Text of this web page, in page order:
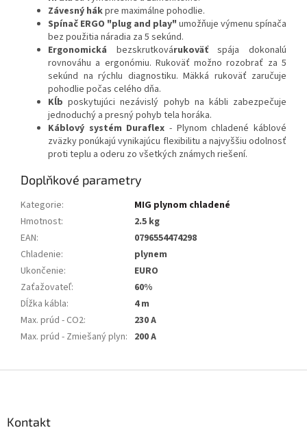
Závesný hákpre maximálne pohodlie.
Spínač ERGO "plug and play" umožňuje výmenu spínača
bez použitia náradia za 5 sekúnd.
Ergonomická bezskrutkovárukoväťspája dokonalú
rovnováhu a ergonómiu. Rukoväť možno rozobrať za 5
sekúnd na rýchlu diagnostiku. Mäkká rukoväť zaručuje
pohodlie počas celého dňa.
Kĺb poskytujúci nezávislý pohyb na kábli zabezpečuje
jednoduchý a presný pohyb tela horáka.
Káblový systém Duraflex - Plynom chladené káblové
zväzky ponúkajú vynikajúcu flexibilitu a najvyššiu odolnosť
proti teplu a oderu zo všetkých známych riešení.
Doplňkové parametry
Kategorie:
MIG plynom chladené
Hmotnost:
2.5 kg
EAN:
0796554474298
Chladenie:
plynem
Ukončenie:
EURO
Zaťažovateľ:
60%
Dĺžka kábla:
4 m
Max. prúd - CO2:
230 A
Max. prúd - Zmiešaný plyn: 200 A
Kontakt